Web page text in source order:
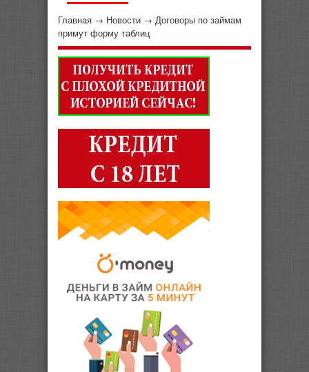
Главная → Новости → Договоры по займам
примут форму таблиц